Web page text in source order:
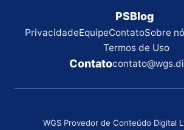
PSBlog
PrivacidadeEquipeContatoSobre
Termos de Uso
Contato
WGS Provedor de Conteúdo Digital